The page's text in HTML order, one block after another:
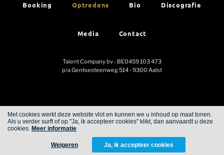
Booking Optredens Bio Discografie
Media Contact
Talent Company bv - BE0459 103 473
p/a Gentsesteenweg 514 - 9300 Aalst
Cookies Privacy
FROM ALWAYS AWAKE
Met cookies werkt deze website vlot en kunnen we u inhoud op maat tonen.
Als u verder surft of op "Ja, ik accepteer cookies" klikt, dan aanvaardt u deze
cookies. Meer informatie
Weigeren Ja, ik accepteer cookies